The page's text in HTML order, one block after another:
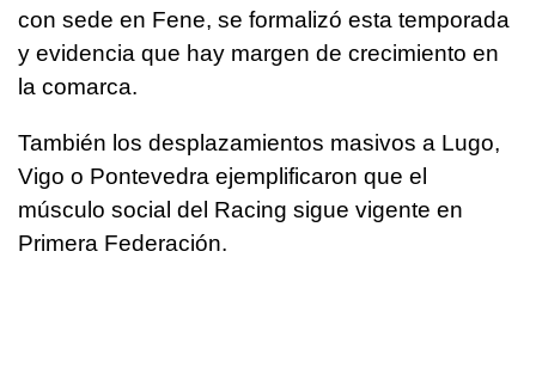
con sede en Fene, se formalizó esta temporada
y evidencia que hay margen de crecimiento en
la comarca.
También los desplazamientos masivos a Lugo,
Vigo o Pontevedra ejemplificaron que el
músculo social del Racing sigue vigente en
Primera Federación.